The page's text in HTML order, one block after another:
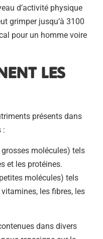
d’activité physique
grimper jusqu’à 3100
pour un homme voire
LES
présents dans
:
molécules) tels
et les protéines.
molécules) tels
les fibres, les
dans divers